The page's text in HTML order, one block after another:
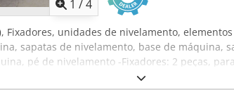
1 /4
, Fixadores, unidades de nivelamento,
sapatas de nivelamento, base de máquina,
pé de nivelamento -Fixadores: 2 peças,
86 mm -Max. Altura: 91 mm. -Preço: completo -
kg/peça Codpsfzluhefx Adrerf